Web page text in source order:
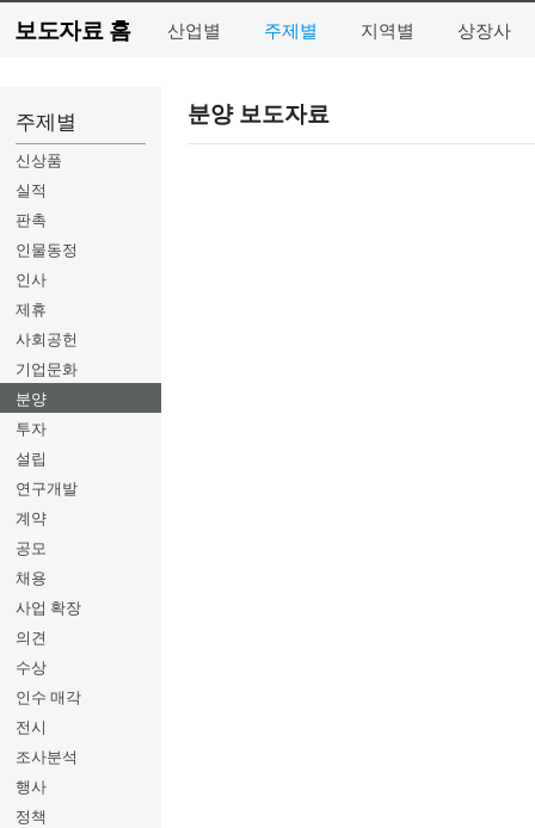
보도자료 홈 산업별 주제별 지역별 상장사
주제별
신상품
실적
판촉
인물동정
인사
제휴
사회공헌
기업문화
분양
투자
설립
연구개발
계약
공모
채용
사업 확장
의견
수상
인수 매각
전시
조사분석
행사
정책
분양 보도자료